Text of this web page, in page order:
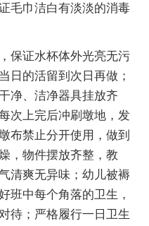
毛巾洁白有淡淡的消毒
保证水杯体外光亮无污
日的活留到次日再做；
净、洁净器具挂放齐
次上完后冲刷墩地，发
布禁止分开使用，做到
，物件摆放齐整，教
清爽无异味；幼儿被褥
班中每个角落的卫生，
待；严格履行一日卫生